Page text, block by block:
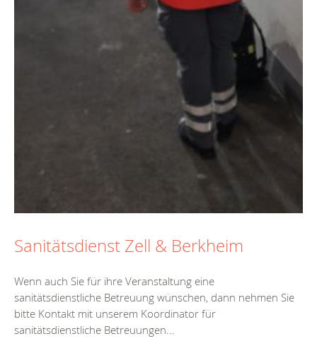
Sanitätsdienst Zell & Berkheim
Wenn auch Sie für ihre Veranstaltung eine
sanitätsdienstliche Betreuung wünschen, dann nehmen Sie
bitte Kontakt mit unserem Koordinator für
sanitätsdienstliche Betreuungen...